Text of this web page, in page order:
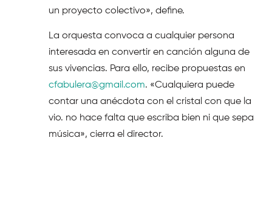
un proyecto colectivo», define.
La orquesta convoca a cualquier persona
interesada en convertir en canción alguna de
sus vivencias. Para ello, recibe propuestas en
cfabulera@gmail.com. «Cualquiera puede
contar una anécdota con el cristal con que la
vio. no hace falta que escriba bien ni que sepa
música», cierra el director.